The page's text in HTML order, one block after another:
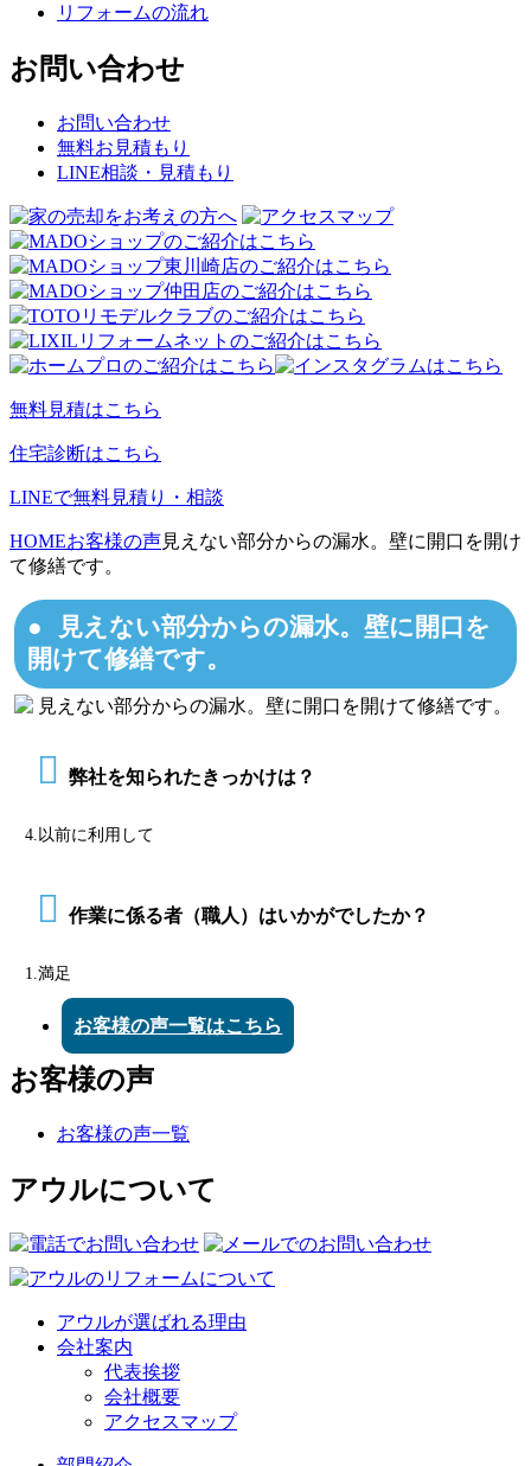
リフォームの流れ
お問い合わせ
お問い合わせ
無料お見積もり
LINE相談・見積もり
無料見積はこちら
住宅診断はこちら
LINEで無料見積り・相談
HOMEお客様の声見えない部分からの漏水。壁に開口を開け
て修繕です。
見えない部分からの漏水。壁に開口を
開けて修繕です。
弊社を知られたきっかけは？
4.以前に利用して
作業に係る者（職人）はいかがでしたか？
1.満足
お客様の声一覧はこちら
お客様の声
お客様の声一覧
アウルについて
アウルが選ばれる理由
会社案内
代表挨拶
会社概要
アクセスマップ